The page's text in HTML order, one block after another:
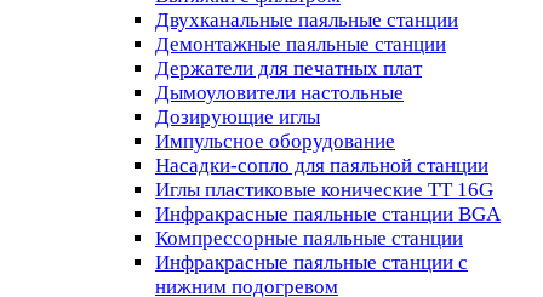
Двухканальные паяльные станции
Демонтажные паяльные станции
Держатели для печатных плат
Дымоуловители настольные
Дозирующие иглы
Импульсное оборудование
Насадки-сопло для паяльной станции
Иглы пластиковые конические TT 16G
Инфракрасные паяльные станции BGA
Компрессорные паяльные станции
Инфракрасные паяльные станции с
нижним подогревом